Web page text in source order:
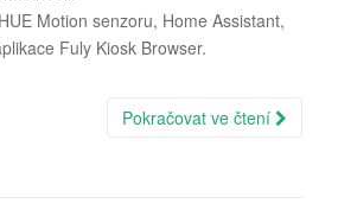
Motion senzoru, Home Assistant,
Fuly Kiosk Browser.
Pokračovat ve čtení